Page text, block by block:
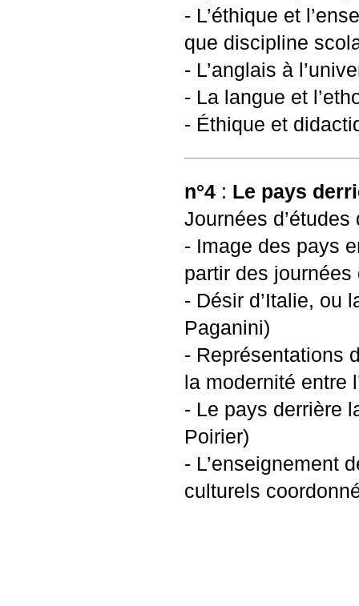
- L’éthique et
que discipline
- L’anglais à
- La langue et
- Éthique et
n°4 : Le pays
Journées d’études
- Image des pays
partir des journées
- Désir d’Italie, ou
Paganini)
- Représentations
la modernité entre
- Le pays derrière
Poirier)
- L’enseignement
culturels